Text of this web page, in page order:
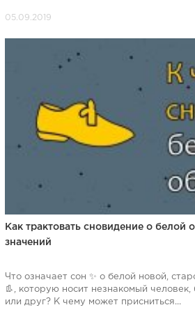
Как трактовать сновидение о белой
значений
Что означает сон ✨ о белой новой,
👢, которую носит незнакомый человек,
или друг? К чему может присниться...